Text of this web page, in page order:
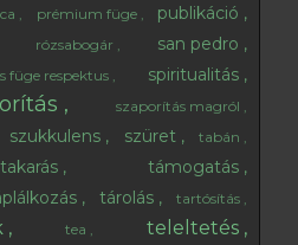
prémium füge publikáció
rózsabogár
san pedro
füge respektus spiritualitás
szaporítás magról
szukkulens szüret tabán
támogatás
tárolás tartósítás
tea
teleltetés